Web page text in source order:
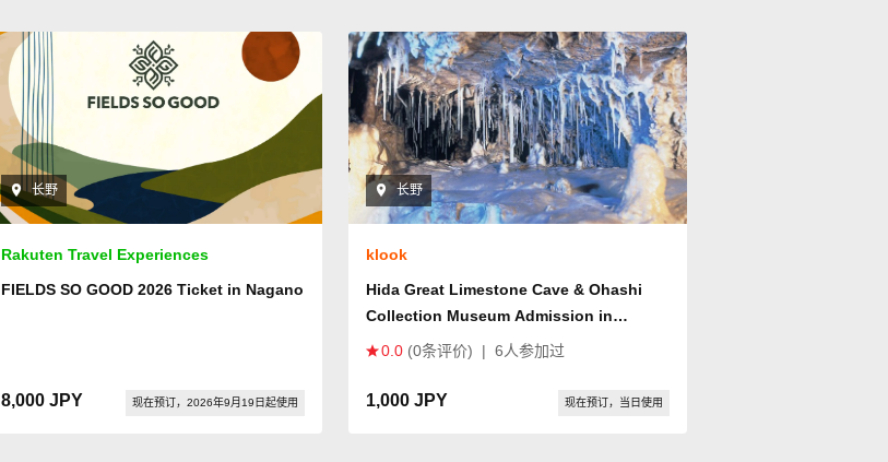
长野
Rakuten Travel Experiences
FIELDS SO GOOD 2026 Ticket in Nagano
8,000 JPY 现在预订，2026年9月19日起使用
长野
klook
Hida Great Limestone Cave & Ohashi
Collection Museum Admission in
Takayama
0.0 (0条评价) | 6人参加过
1,000 JPY 现在预订，当日使用